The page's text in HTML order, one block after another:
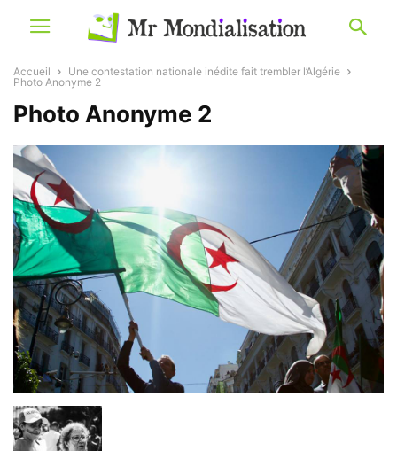
Accueil
Une contestation nationale inédite fait trembler l’Algérie
Photo Anonyme 2
Photo Anonyme 2